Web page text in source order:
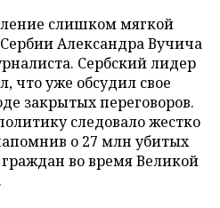
слишком мягкой
Александра Вучича
Сербский лидер
что уже обсудил свое
закрытых переговоров.
следовало жестко
о 27 млн убитых
во время Великой